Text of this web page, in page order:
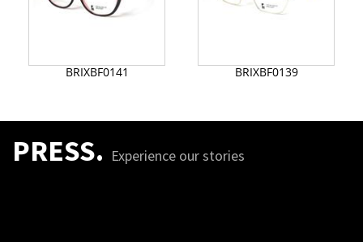
BRIXBF0141 BRIXBF0139
PRESS. Experience our stories